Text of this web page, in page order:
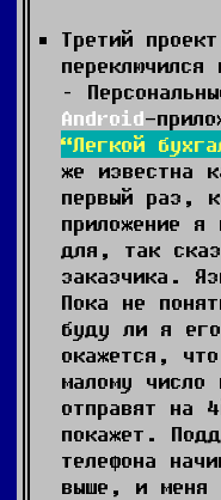
Третий
переключился
–
Android-
“Легкой
же известна
первый раз,
приложение
для, так
заказчика.
Пока не
буду ли я
окажется,
малому число
отправят на
покажет.
телефона
выше, и меня